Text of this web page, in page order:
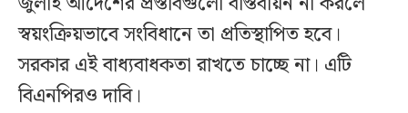
স্বয়ংক্রিয়ভাবে সংবিধানে তা প্রতিস্থাপিত হবে।
সরকার এই বাধ্যবাধকতা রাখতে চাচ্ছে না। এটি
বিএনপিরও দাবি।